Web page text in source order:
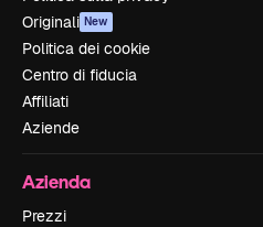
Originali New
Politica dei cookie
Centro di fiducia
Affiliati
Aziende
Azienda
Prezzi